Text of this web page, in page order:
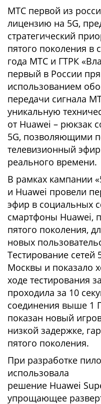
МТС первой из
лицензию на 5G,
стратегический
пятого поколения в
года МТС и ГТРК
первый в России
использованием
передачи сигнала
уникальную
от Huawei – рюкзак
5G, позволяющими
телевизионный
реального времени.
В рамках кампании
и Huawei провели
эфир в социальных
смартфоны Huawei,
пятого поколения,
новых
Тестирование сетей
Москвы и показало
ходе тестирования
проходила за 10
соединения выше 1
показан новый
низкой задержке,
пятого поколения.
При разработке
использовала
решение Huawei
упрощающее